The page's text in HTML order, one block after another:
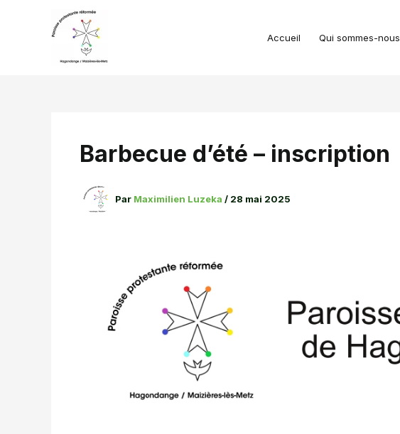
Accueil Qui sommes-nous
Barbecue d’été – inscription
Par Maximilien Luzeka / 28 mai 2025